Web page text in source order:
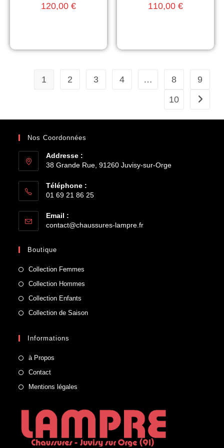
120,00 € 110,00 €
1 2 3 4 … 8
9
10
Nos Coordonnées
Addresse :
38 Grande Rue, 91260 Juvisy-sur-Orge
Téléphone :
01 69 21 86 25
Email :
contact@chaussures-lampre.fr
Boutique
Collection Femmes
Collection Hommes
Collection Enfants
Collection de Saison
Informations
à Propos
Contact
Mentions légales